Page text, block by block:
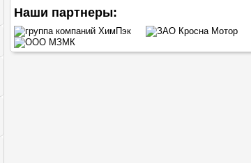
Наши партнеры: